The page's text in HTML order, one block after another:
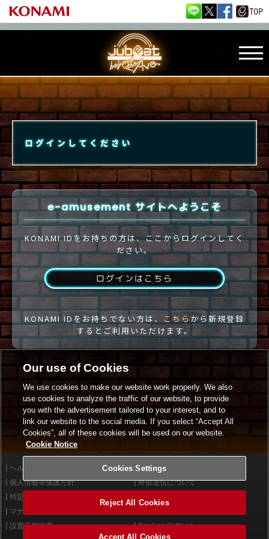
ログインしてください
e-amusement サイトへようこそ
KONAMI IDをお持ちの方は、ここからログインしてく
ださい。
ログインはこちら
KONAMI IDをお持ちでない方は、 こちらから新規登録
するとご利用いただけます。
ヘルプ
利用規約
個人情報等保護方針
外部送信について
特定商取引法に基づく表示
マナー＆ルール
設置店舗検索
Cookies Settings
Our use of Cookies
We use cookies to make our website work properly. We also
use cookies to analyze the traffic of our website, to provide
you with the advertisement tailored to your interest, and to
link our website to the social media. If you select “Accept All
Cookies”, all of these cookies will be used on our website.
Cookie Notice
Cookies Settings
Reject All Cookies
Accept All Cookies